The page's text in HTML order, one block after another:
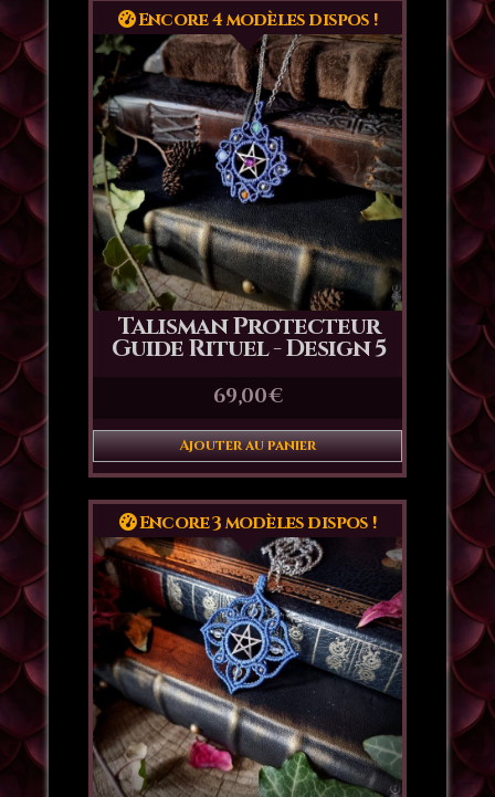
Talisman Protecteur
Guide Rituel - Design 5
69,00€
Ajouter au panier
Encore 4 modèles dispos !
Encore 3 modèles dispos !